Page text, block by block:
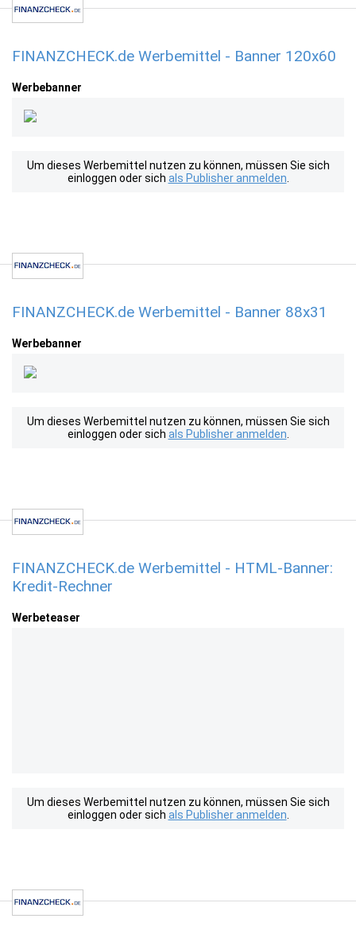
FINANZCHECK.de Werbemittel - Banner 120x60
Werbebanner
Um dieses Werbemittel nutzen zu können, müssen Sie sich
einloggen oder sich als Publisher anmelden
FINANZCHECK.de Werbemittel - Banner 88x31
Werbebanner
Um dieses Werbemittel nutzen zu können, müssen Sie sich
einloggen oder sich als Publisher anmelden
FINANZCHECK.de Werbemittel - HTML-Banner:
Kredit-Rechner
Werbeteaser
Um dieses Werbemittel nutzen zu können, müssen Sie sich
einloggen oder sich als Publisher anmelden